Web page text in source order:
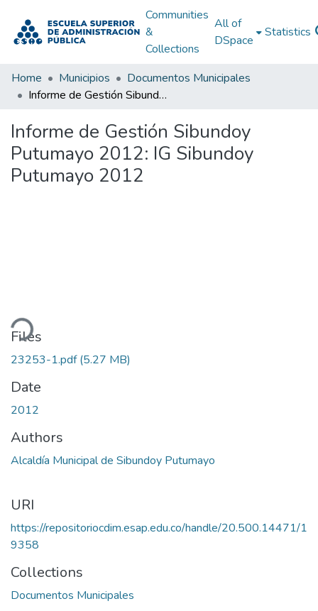
Communities
&
Collections
All of
DSpace
Statistics
Home Municipios
Documentos Municipales
Informe de Gestión Sibundoy Putumayo 2012: IG Sibundoy Putumayo 2012
Informe de Gestión Sibundoy
Putumayo 2012: IG Sibundoy
Putumayo 2012
Files
23253-1.pdf(5.27 MB)
Date
2012
Authors
Alcaldía Municipal de Sibundoy Putumayo
URI
https://repositoriocdim.esap.edu.co/handle/20.500.14471/1
9358
Collections
Documentos Municipales